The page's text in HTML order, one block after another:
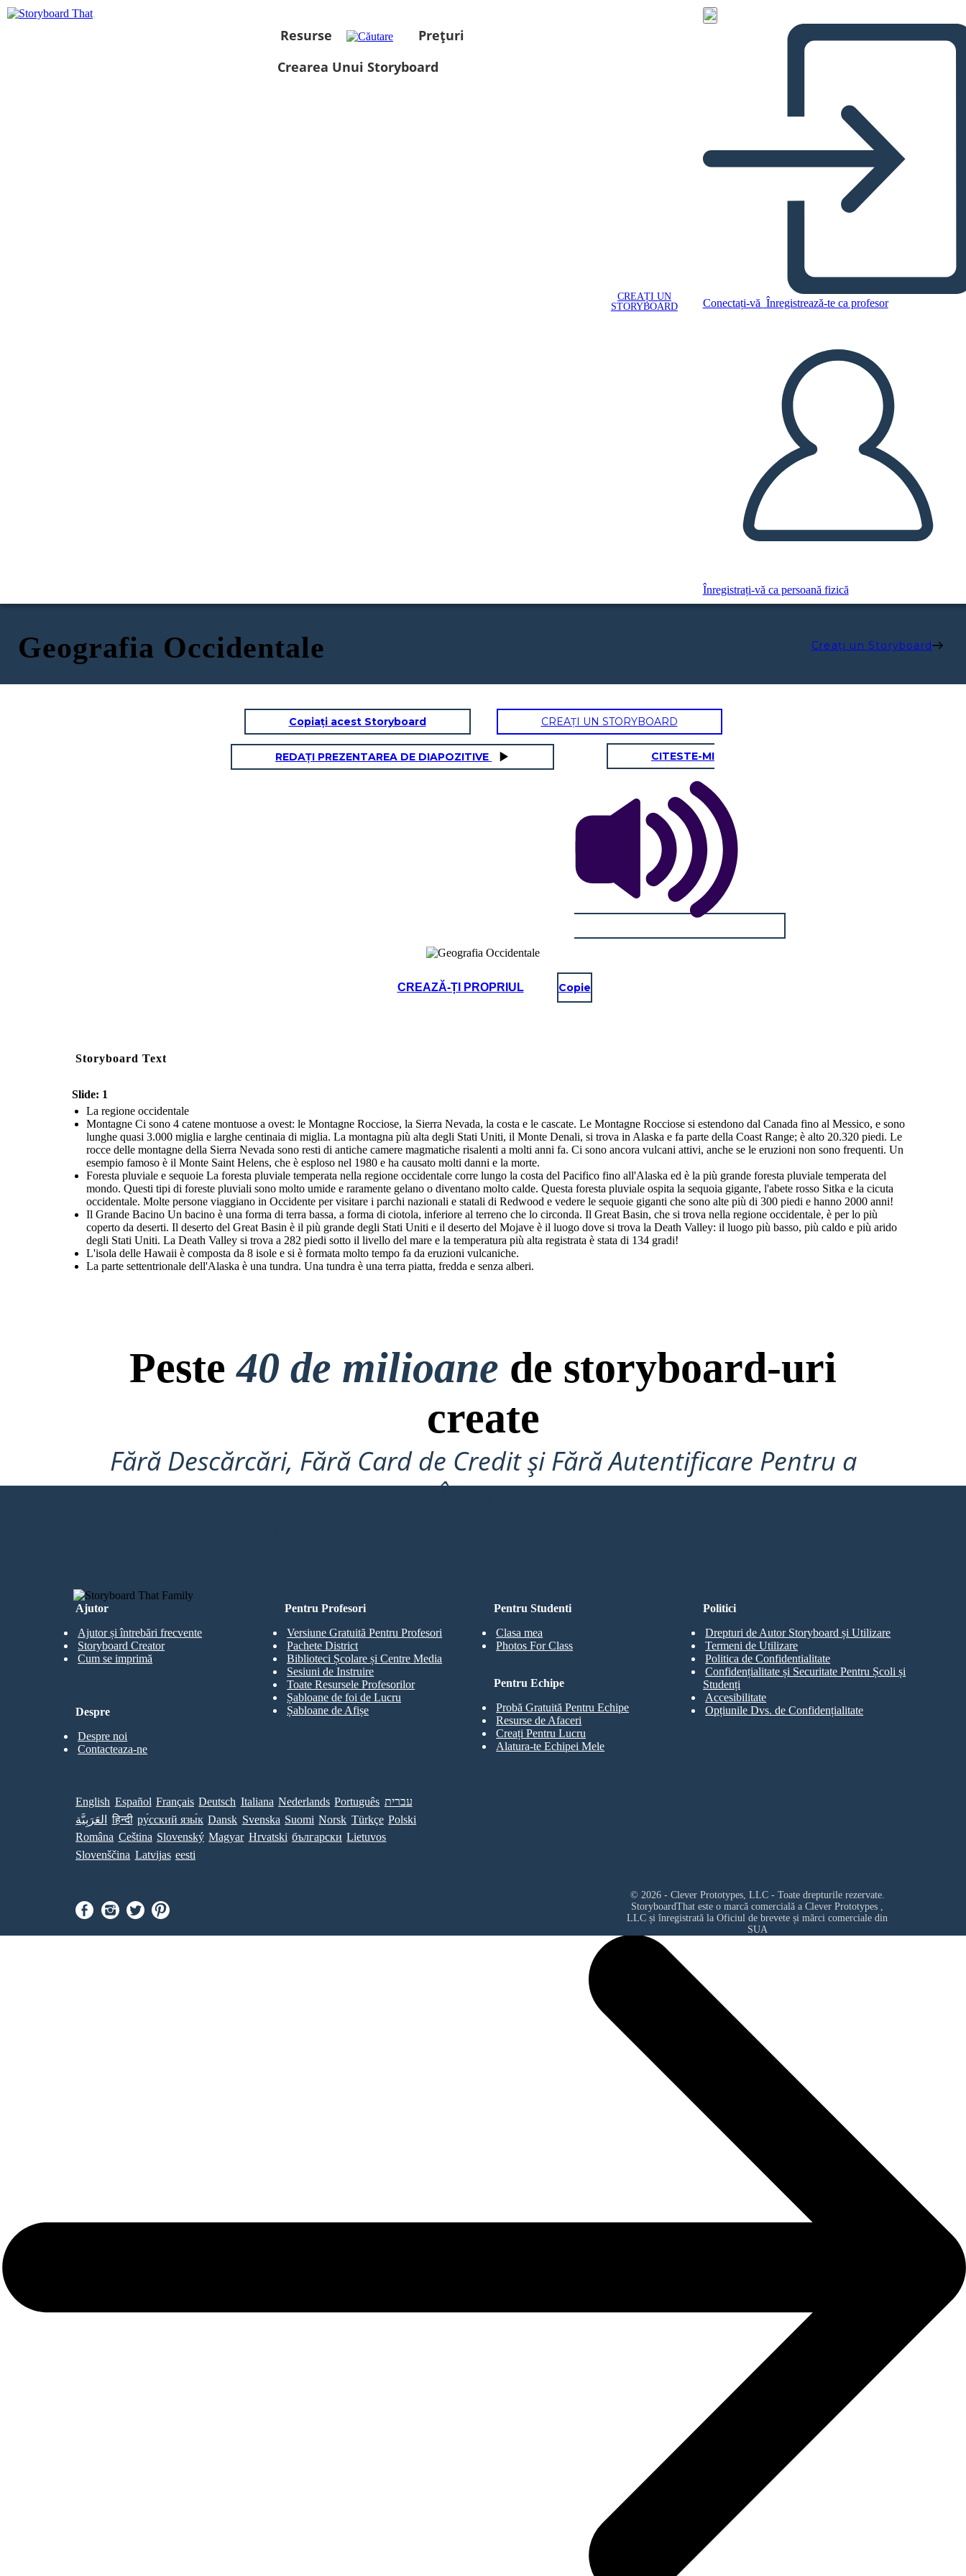
Resurse
Prețuri
Crearea Unui Storyboard
CREAȚI UN
STORYBOARD
Conectați-vă Înregistrează-te ca profesor
Înregistrați-vă ca persoană fizică
Geografia Occidentale Creați un Storyboard
Copiați acest Storyboard CREAȚI UN STORYBOARD
REDAȚI PREZENTAREA DE DIAPOZITIVE CITESTE-MI
CREAZĂ-ȚI PROPRIUL Copie
Storyboard Text
Slide: 1
La regione occidentale
Montagne Ci sono 4 catene montuose a ovest: le Montagne Rocciose, la Sierra Nevada, la costa e le cascate. Le Montagne Rocciose si estendono dal Canada fino al Messico, e sono
lunghe quasi 3.000 miglia e larghe centinaia di miglia. La montagna più alta degli Stati Uniti, il Monte Denali, si trova in Alaska e fa parte della Coast Range; è alto 20.320 piedi. Le
rocce delle montagne della Sierra Nevada sono resti di antiche camere magmatiche risalenti a molti anni fa. Ci sono ancora vulcani attivi, anche se le eruzioni non sono frequenti. Un
esempio famoso è il Monte Saint Helens, che è esploso nel 1980 e ha causato molti danni e la morte.
Foresta pluviale e sequoie La foresta pluviale temperata nella regione occidentale corre lungo la costa del Pacifico fino all'Alaska ed è la più grande foresta pluviale temperata del
mondo. Questi tipi di foreste pluviali sono molto umide e raramente gelano o diventano molto calde. Questa foresta pluviale ospita la sequoia gigante, l'abete rosso Sitka e la cicuta
occidentale. Molte persone viaggiano in Occidente per visitare i parchi nazionali e statali di Redwood e vedere le sequoie giganti che sono alte più di 300 piedi e hanno 2000 anni!
Il Grande Bacino Un bacino è una forma di terra bassa, a forma di ciotola, inferiore al terreno che lo circonda. Il Great Basin, che si trova nella regione occidentale, è per lo più
coperto da deserti. Il deserto del Great Basin è il più grande degli Stati Uniti e il deserto del Mojave è il luogo dove si trova la Death Valley: il luogo più basso, più caldo e più arido
degli Stati Uniti. La Death Valley si trova a 282 piedi sotto il livello del mare e la temperatura più alta registrata è stata di 134 gradi!
L'isola delle Hawaii è composta da 8 isole e si è formata molto tempo fa da eruzioni vulcaniche.
La parte settentrionale dell'Alaska è una tundra. Una tundra è una terra piatta, fredda e senza alberi.
Peste40 de milioane de storyboard-uri
create
Fără Descărcări, Fără Card de Credit și Fără Autentificare Pentru a
Încerca!
Ajutor
Ajutor și întrebări frecvente
Storyboard Creator
Cum se imprimă
Pentru Studenti
Clasa mea
Photos For Class
Pentru Profesori
Versiune Gratuită Pentru Profesori
Pachete District
Biblioteci Școlare și Centre Media
Sesiuni de Instruire
Toate Resursele Profesorilor
Șabloane de foi de Lucru
Șabloane de Afișe
Pentru Echipe
Probă Gratuită Pentru Echipe
Resurse de Afaceri
Creați Pentru Lucru
Alatura-te Echipei Mele
Despre
Despre noi
Contacteaza-ne
Politici
Drepturi de Autor Storyboard și Utilizare
Termeni de Utilizare
Politica de Confidentialitate
Confidențialitate și Securitate Pentru Școli și
Studenți
Accesibilitate
Opțiunile Dvs. de Confidențialitate
English Español Français Deutsch Italiana Nederlands Português עברית
العَرَبِيَّة
हिन्दी ру́сский язы́к Dansk Svenska Suomi Norsk Türkçe Polski
Româna Ceština Slovenský Magyar Hrvatski български Lietuvos
Slovenščina Latvijas eesti
© 2026 - Clever Prototypes, LLC - Toate drepturile rezervate.
StoryboardThat este o marcă comercială a Clever Prototypes ,
LLC și înregistrată la Oficiul de brevete și mărci comerciale din
SUA